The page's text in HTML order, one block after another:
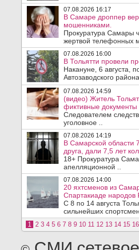
07.08.2026 16:17
В Самаре дроппер
мошенниками.
Прокуратура Самары
жертвой телефонных
07.08.2026 16:00
В Тольятти провели
Накануне, 6 августа,
Автозаводского
07.08.2026 14:59
(видео) Житель
фиктивные документы
Следователем
уголовное ..
07.08.2026 14:19
В Самарской области
друга, дали 7,5 лет
18+ Прокуратура
апелляционной ..
07.08.2026 14:00
20 яхтсменов из
Спартакиаде народов
С 8 по 14 августа
сильнейших
1 2 3 4 5 6 7 8 9 10 11 12 13 14 15 16